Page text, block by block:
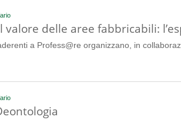
il valore delle aree fabbricabili:
a Profess@re organizzano, in